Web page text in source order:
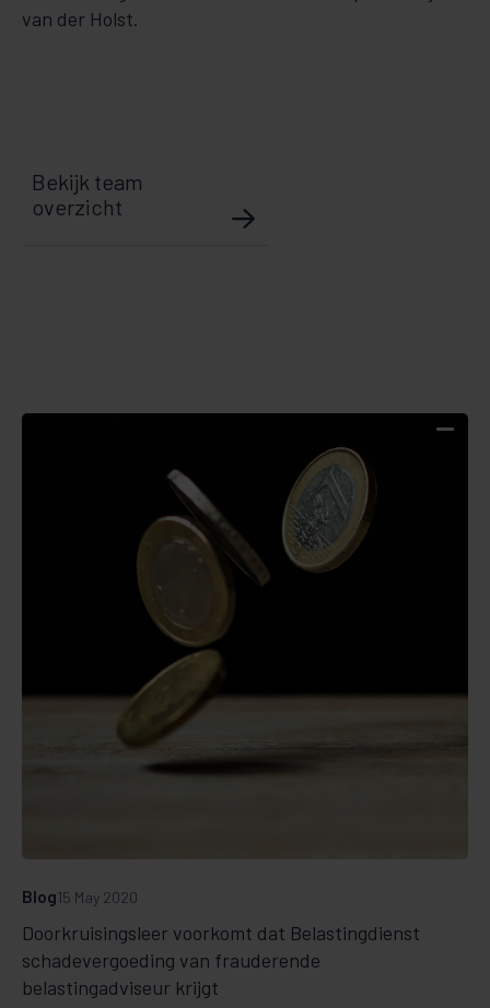
van der Holst.
Bekijk team
overzicht
Doorkruisingsleer voorkomt dat Belastingdienst
schadevergoeding van frauderende
belastingadviseur krijgt
Blog15 May 2020